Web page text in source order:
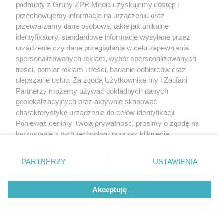
podmioty z Grupy ZPR Media uzyskujemy dostęp i
przechowujemy informacje na urządzeniu oraz
przetwarzamy dane osobowe, takie jak unikalne
identyfikatory, standardowe informacje wysyłane przez
urządzenie czy dane przeglądania w celu zapewniania
spersonalizowanych reklam, wybór spersonalizowanych
treści, pomiar reklam i treści, badanie odbiorców oraz
ulepszanie usług. Za zgodą Użytkownika my i Zaufani
Partnerzy możemy używać dokładnych danych
geolokalizacyjnych oraz aktywnie skanować
charakterystykę urządzenia do celów identyfikacji.
Ponieważ cenimy Twoją prywatność, prosimy o zgodę na
korzystanie z tych technologii poprzez kliknięcie
zmienić/wycofać klikając przycisk ustawień prywatności
znajdujący się w lewym dolnym rogu strony
rodzaje przetwarzania danych nie wymagają zgody
użytkownika, ale masz prawo sprzeciwić się takiemu
przetwarzaniu. Preferencje będą miały zastosowanie tylko
PARTNERZY USTAWIENIA
Akceptuję